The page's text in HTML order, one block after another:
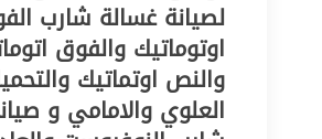
لصيانة غسالة شارب
اوتوماتيك والفوق
والنص اوتماتيك
العلوي والامامي و